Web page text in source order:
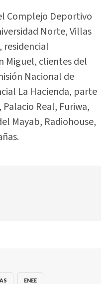
Complejo Deportivo
Norte, Villas
residencial
Miguel, clientes del
Nacional de
La Hacienda, parte
Real, Furiwa,
Mayab, Radiohouse,
ENEE